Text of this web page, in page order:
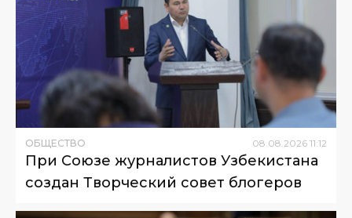
ОБЩЕСТВО 08 08 2026 11:12
При Союзе журналистов Узбекистана
создан Творческий совет блогеров